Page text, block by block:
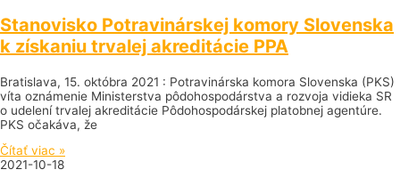
Stanovisko Potravinárskej komory Slovenska
k získaniu trvalej akreditácie PPA
Bratislava, 15. októbra 2021 : Potravinárska komora Slovenska (PKS)
víta oznámenie Ministerstva pôdohospodárstva a rozvoja vidieka SR
o udelení trvalej akreditácie Pôdohospodárskej platobnej agentúre.
PKS očakáva, že
Čítať viac »
2021-10-18